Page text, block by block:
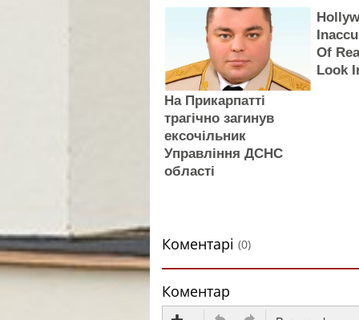
На Прикарпатті
трагічно загинув
ексочільник
Управління ДСНС
області
Of
Look
Коментарі (0)
Коментар